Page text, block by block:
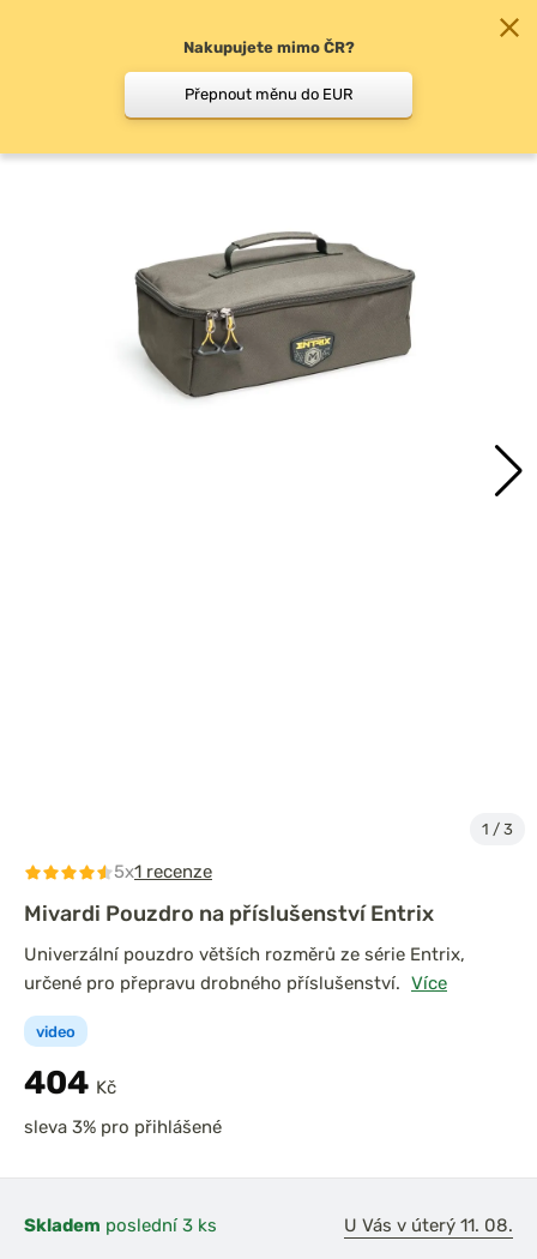
Pouzdra na doplňky
1 / 3
5x1 recenze
Mivardi Pouzdro na příslušenství Entrix
video
Univerzální pouzdro větších rozměrů ze série Entrix,
určené pro přepravu drobného příslušenství. Více
404 Kč
sleva 3% pro přihlášené
Skladem poslední 3 ks U Vás v úterý 11. 08.
Nakupujete mimo ČR?
Přepnout měnu do EUR